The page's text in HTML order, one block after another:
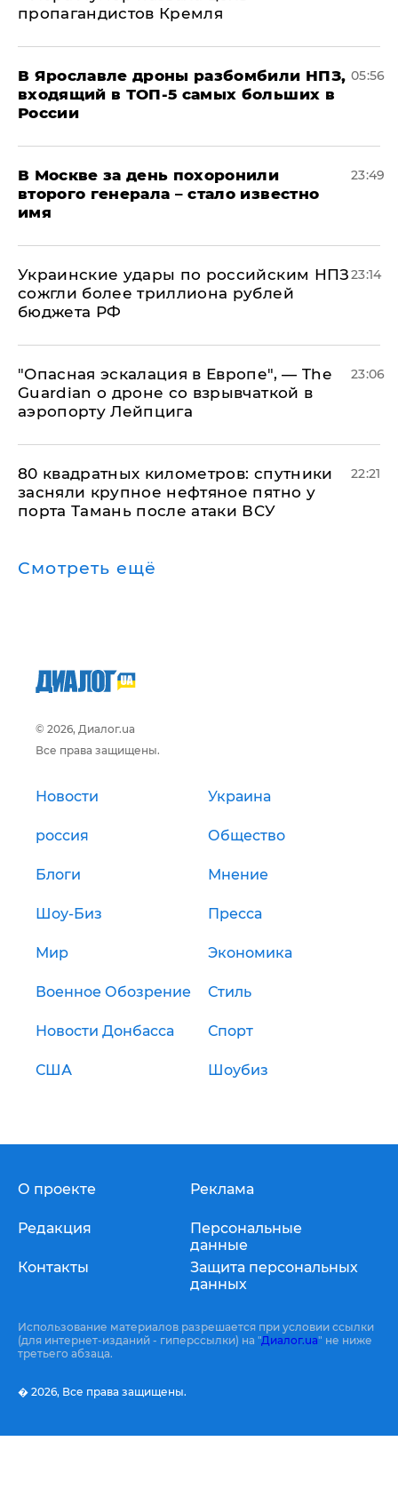
пропагандистов Кремля
В Ярославле дроны разбомбили НПЗ,
входящий в ТОП-5 самых больших в
России
05:56
В Москве за день похоронили
второго генерала – стало известно
имя
23:49
Украинские удары по российским НПЗ
сожгли более триллиона рублей
бюджета РФ
23:14
"Опасная эскалация в Европе", — The
Guardian о дроне со взрывчаткой в
аэропорту Лейпцига
23:06
80 квадратных километров: спутники
засняли крупное нефтяное пятно у
порта Тамань после атаки ВСУ
22:21
Смотреть ещё
© 2026, Диалог.ua
Все права защищены.
Новости Украина
россия Общество
Блоги Мнение
Шоу-Биз Пресса
Мир Экономика
Военное Обозрение Стиль
Новости Донбасса Спорт
США Шоубиз
О проекте
Редакция
Контакты
Реклама
Персональные
данные
Защита персональных
данных
Использование материалов разрешается при условии ссылки
(для интернет-изданий - гиперссылки) на "Диалог.ua" не ниже
третьего абзаца.
� 2026, Все права защищены.